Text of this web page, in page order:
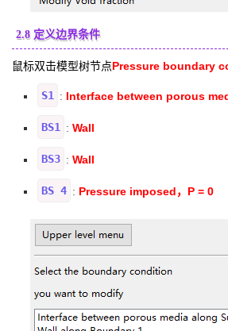
2.8 定义边界条件
鼠标双击模型树节点Pressure boundary
S1 : Interface between porous
BS1 : Wall
BS3 : Wall
BS 4 : Pressure imposed，P = 0